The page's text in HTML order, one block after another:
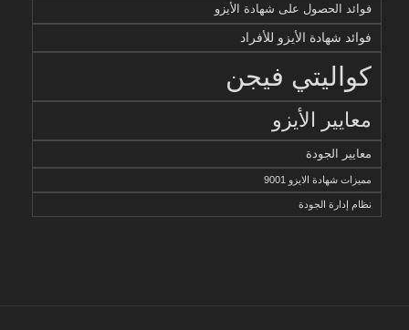
فوائد الحصول على شهادة الأيزو
فوائد شهادة الأيزو للأفراد
كواليتي فيجن
معايير الأيزو
معايير الجودة
مميزات شهادة الايزو 9001
نظام إدارة الجودة